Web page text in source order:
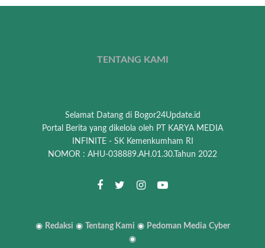
TENTANG KAMI
Selamat Datang di Bogor24Update.id
Portal Berita yang dikelola oleh PT KARYA MEDIA
INFINITE - SK Kemenkumham RI
NOMOR : AHU-038889.AH.01.30.Tahun 2022
◉ Redaksi ◉ Tentang Kami ◉ Pedoman Media Cyber
◉